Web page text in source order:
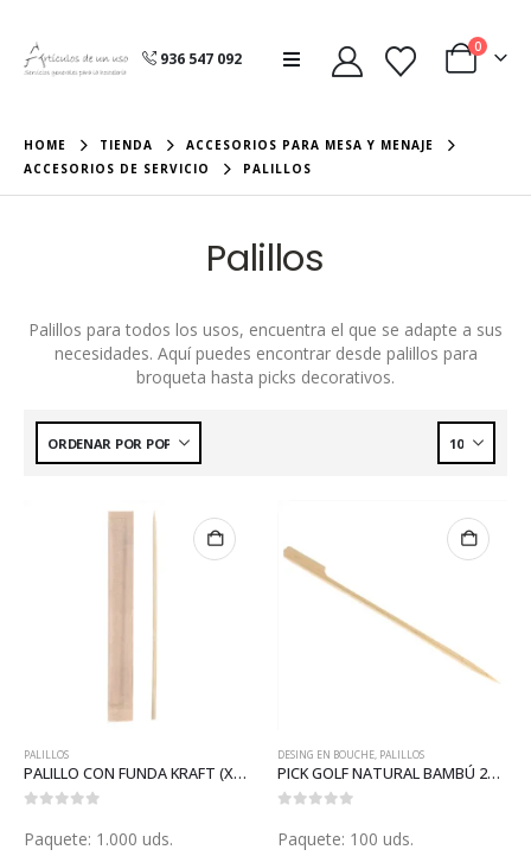
936 547 092
0
HOME TIENDA
ACCESORIOS PARA MESA Y MENAJE
ACCESORIOS DE SERVICIO
PALILLOS
Palillos
Palillos para todos los usos, encuentra el que se adapte a sus
necesidades. Aquí puedes encontrar desde palillos para
broqueta hasta picks decorativos.
PALILLOS
PALILLO CON FUNDA KRAFT (X011K)
Paquete: 1.000 uds.
DESING EN BOUCHE, PALILLOS
PICK GOLF NATURAL BAMBÚ 21 (GP18154)
Paquete: 100 uds.